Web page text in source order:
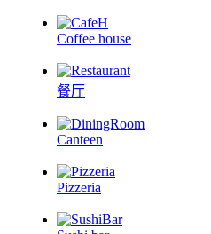
Coffee house
餐厅
Canteen
Pizzeria